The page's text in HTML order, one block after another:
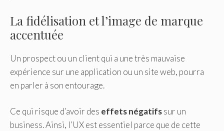
La fidélisation et l’image de marque
accentuée
Un prospect ou un client qui a une très mauvaise
expérience sur une application ou un site web, pourra
en parler à son entourage.
Ce qui risque d’avoir des effets négatifssur un
business. Ainsi, l’UX est essentiel parce que de cette